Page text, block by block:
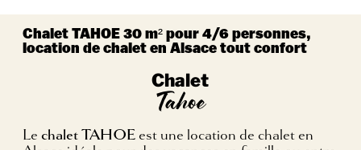
Chalet TAHOE 30 m² pour 4/6 personnes,
location de chalet en Alsace tout confort
Chalet
Tahoe
Le chalet TAHOEest une location de chalet en